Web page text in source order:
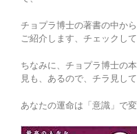
チョプラ博士の著書の中か
ご紹介します、チェックし
ちなみに、チョプラ博士の
見も、あるので、チラ見し
あなたの運命は「意識」で